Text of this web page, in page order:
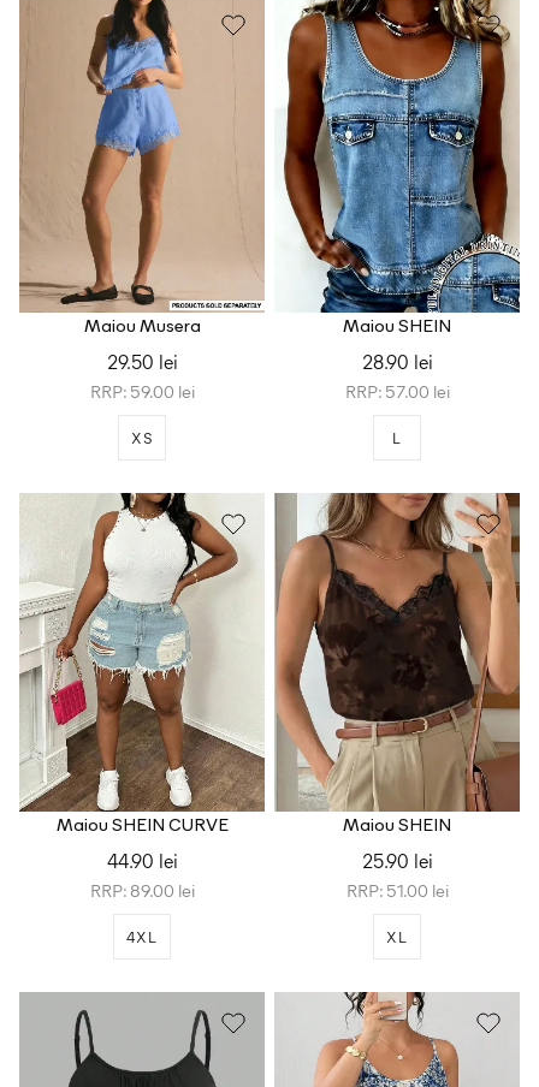
Maiou Musera
29.50 lei
RRP: 59.00 lei
XS
Maiou SHEIN
28.90 lei
RRP: 57.00 lei
L
Maiou SHEIN CURVE
44.90 lei
RRP: 89.00 lei
4XL
Maiou SHEIN
25.90 lei
RRP: 51.00 lei
XL